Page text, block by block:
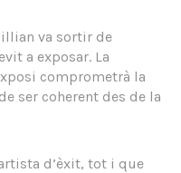
va sortir de
a exposar. La
comprometrà la
ser coherent des de la
d’èxit, tot i que